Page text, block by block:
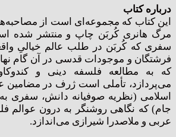
درباره کتاب
این کتاب که مجموعه‌ای است از
مرگ هانری کُربَن چاپ و منتشر شده
سفری که کُربَن در طلب عالم خیالیِ
فرشتگان و موجودات قدسی در آن گام
که به مطالعه فلسفه دینی و
می‌پردازد، تأملی است ژرف در مضامین
اسلامی (نظریه صوفیانه دانش، سفری
جام) که نگاهی روشنگر به درون عوالم
عربی و ملاصدرا شیرازی می‌اندازد.